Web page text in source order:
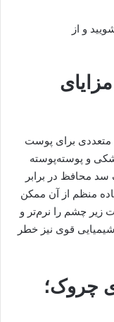
و از
متعددی برای پوست
و پوسته‌پوسته
محافظ در برابر
منظم از آن ممکن
چشم را نرم‌تر و
قوی نیز خطر
چروک؛